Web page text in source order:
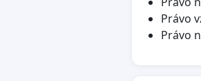
Právo
Právo